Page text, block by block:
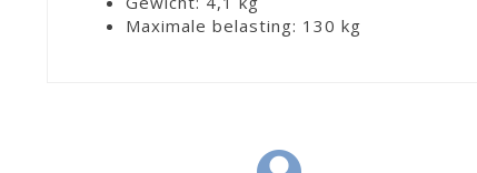
Maximale belasting: 130 kg